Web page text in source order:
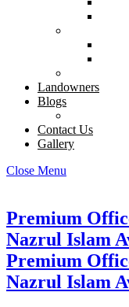
Landowners
Blogs
Contact Us
Gallery
Close Menu
Premium
Nazrul Islam
Premium
Nazrul Islam